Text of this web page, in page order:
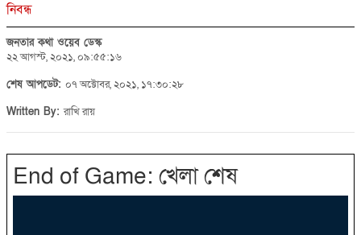
নিবন্ধ
জনতার কথা ওয়েব ডেস্ক
২২ আগস্ট, ২০২১, ০৯:৫৫:১৬
শেষ আপডেট: ০৭ অক্টোবর, ২০২১, ১৭:৩০:২৮
Written By:রাখি রায়
End of Game: খেলা শেষ